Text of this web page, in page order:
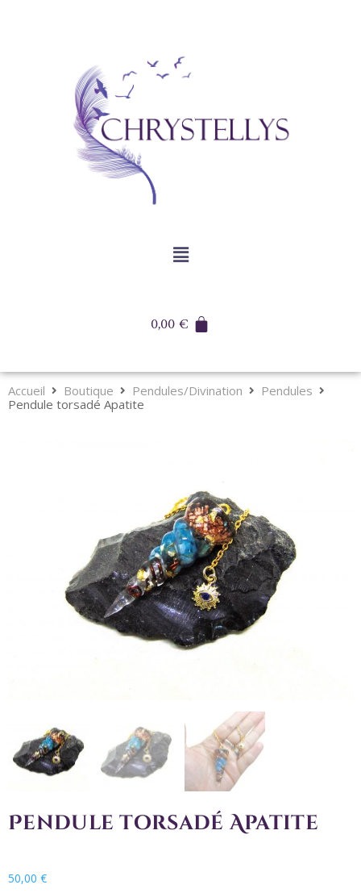
0,00€
Accueil Boutique Pendules/Divination
Pendules
Pendule torsadé Apatite
Pendule torsadé Apatite
50,00 €